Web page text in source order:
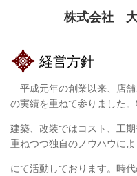
株式会社
経営方針
平成元年の創業以来、店
の実績を重ねて参りました 。
建築、改装ではコスト、工
重ねつつ独自のノウハウに
にて活動しております。時